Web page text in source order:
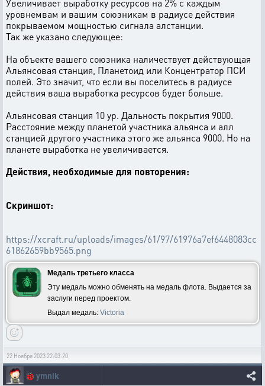
Увеличивает выработку ресурсов на 2% с каждым
уровнемвам и вашим союзникам в радиусе действия
покрываемом мощностью сигнала алстанции.
Так же указано следующее:
На объекте вашего союзника наличествует действующая
Альянсовая станция, Планетоид или Концентратор ПСИ
полей. Это значит, что если вы поселитесь в радиусе
действия ваша выработка ресурсов будет больше.
Альянсовая станция 10 ур. Дальность покрытия 9000.
Расстояние между планетой участника альянса и алл
станцией другого участника этого же альянса 9000. Но на
планете выработка не увеличивается.
Действия, необходимые для повторения:
Скриншот:
https://xcraft.ru/uploads/images/61/97/61976a7ef6448083cc
61862659bb9565.png
Медаль третьего класса
Эту медаль можно обменять на медаль флота. Выдается за
заслуги перед проектом.
Выдал медаль: Victoria
22 Ноября 2023 22:03:20
🐞 ymnik